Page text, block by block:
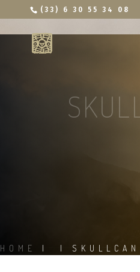
(33) 6 30 55 34 08
HOME | |